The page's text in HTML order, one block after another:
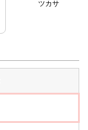
ツカサ